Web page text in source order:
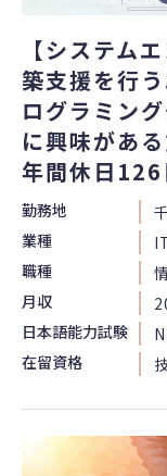
【システム
築支援を行
ログラミン
に興味があ
年間休日126
勤務地
業種
職種
月収
日本語能力試験
在留資格